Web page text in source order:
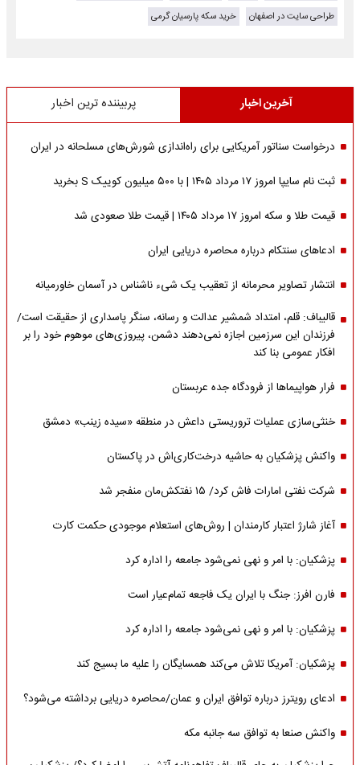
طراحی سایت در اصفهان
خرید سکه پارسیان گرمی
آخرین اخبار پربیننده ترین اخبار
درخواست سناتور آمریکایی برای راه‌اندازی شورش‌های مسلحانه در ایران
ثبت نام سایپا امروز ۱۷ مرداد ۱۴۰۵ | با ۵۰۰ میلیون کوییک S بخرید
قیمت طلا و سکه امروز ۱۷ مرداد ۱۴۰۵ | قیمت طلا صعودی شد
ادعاهای سنتکام درباره محاصره دریایی ایران
انتشار تصاویر محرمانه از تعقیب یک شیء ناشناس در آسمان خاورمیانه
قالیباف: قلم، امتداد شمشیر عدالت و رسانه، سنگر پاسداری از حقیقت است/
فرزندان این سرزمین اجازه نمی‌دهند دشمن، پیروزی‌های موهوم خود را بر
افکار عمومی بنا کند
فرار هواپیماها از فرودگاه جده عربستان
خنثی‌سازی عملیات تروریستی داعش در منطقه «سیده زینب» دمشق
واکنش پزشکیان به حاشیه درخت‌کاری‌اش در پاکستان
شرکت نفتی امارات فاش کرد/ ۱۵ نفتکش‌مان منفجر شد
آغاز شارژ اعتبار کارمندان | روش‌های استعلام موجودی حکمت کارت
پزشکیان: با امر و نهی نمی‌شود جامعه را اداره کرد
فارن افرز: جنگ با ایران یک فاجعه تمام‌عیار است
پزشکیان: با امر و نهی نمی‌شود جامعه را اداره کرد
پزشکیان: آمریکا تلاش می‌کند همسایگان را علیه ما بسیج کند
ادعای رویترز درباره توافق ایران و عمان/محاصره دریایی برداشته می‌شود؟
واکنش صنعا به توافق سه جانبه مکه